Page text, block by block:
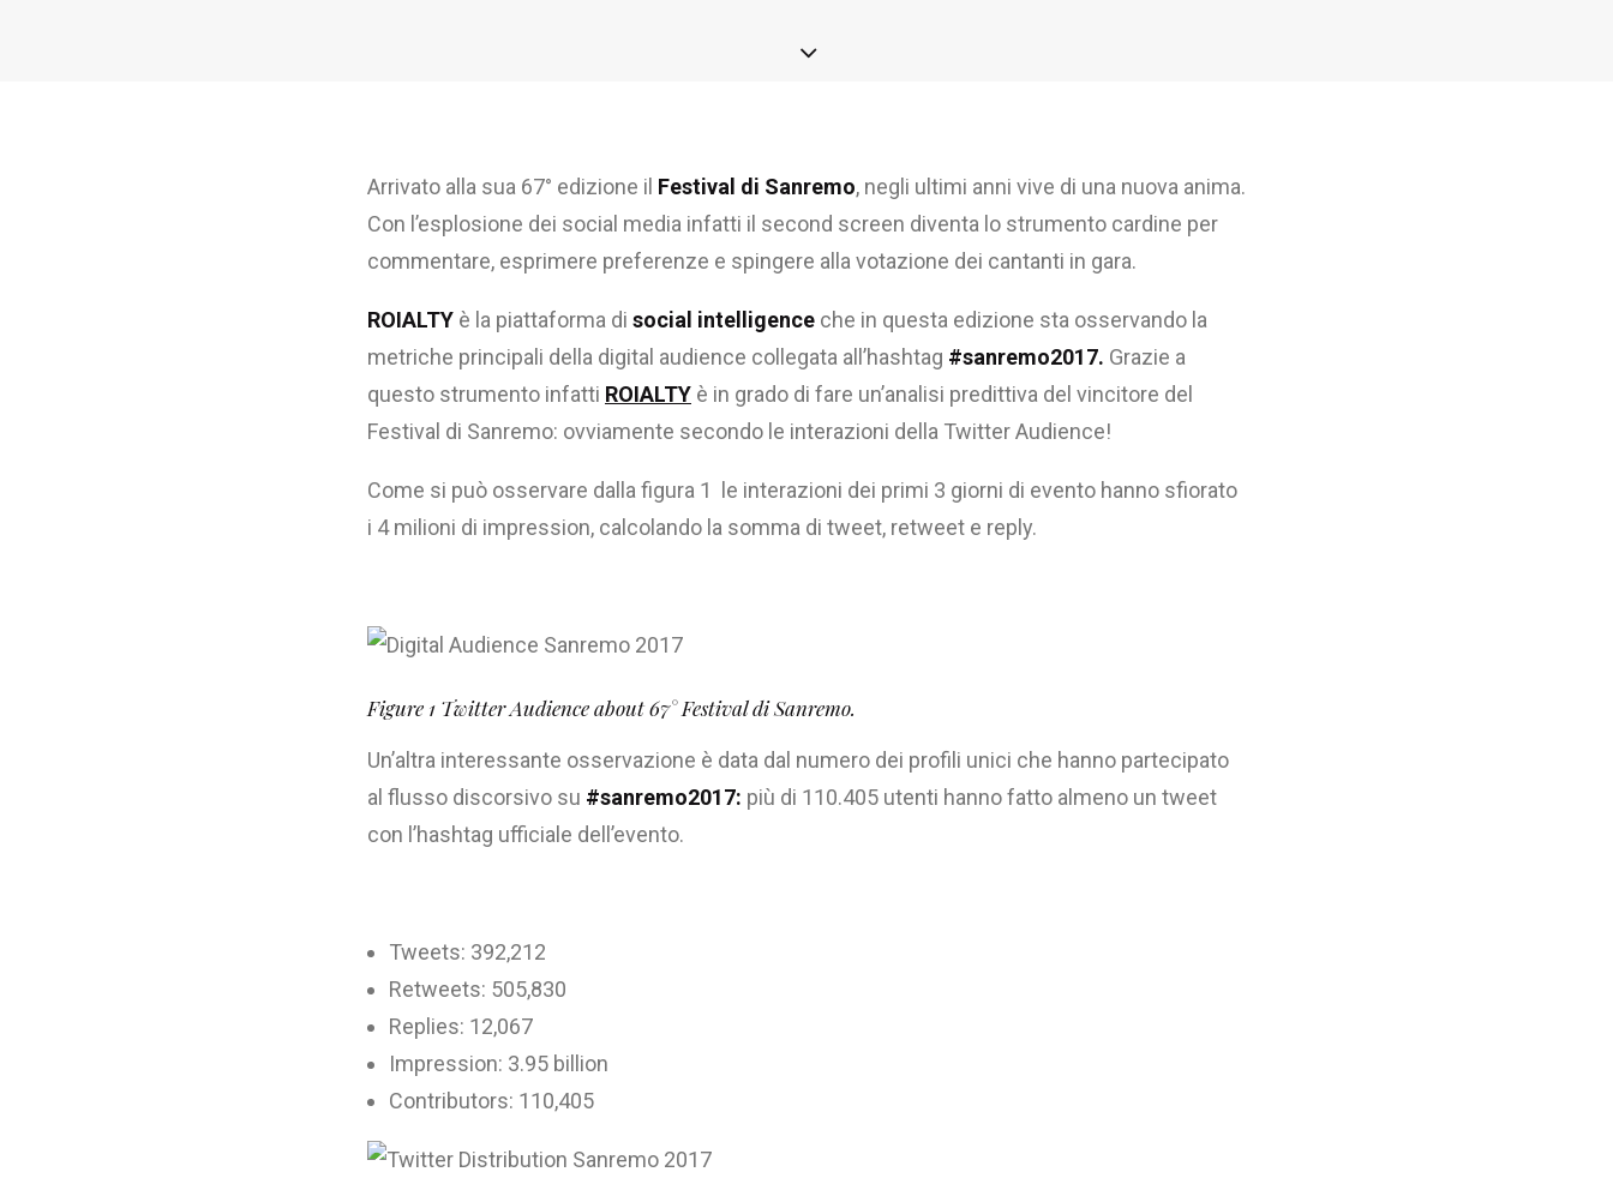
Arrivato alla sua 67° edizione il Festival di Sanremo, negli ultimi anni vive di una nuova anima.
Con l’esplosione dei social media infatti il second screen diventa lo strumento cardine per
commentare, esprimere preferenze e spingere alla votazione dei cantanti in gara.
ROIALTY è la piattaforma di social intelligence che in questa edizione sta osservando la
metriche principali della digital audience collegata all’hashtag #sanremo2017. Grazie a
questo strumento infatti ROIALTY è in grado di fare un’analisi predittiva del vincitore del
Festival di Sanremo: ovviamente secondo le interazioni della Twitter Audience!
Come si può osservare dalla figura 1 le interazioni dei primi 3 giorni di evento hanno sfiorato
i 4 milioni di impression, calcolando la somma di tweet, retweet e reply.
Figure 1 Twitter Audience about67° Festival di Sanremo.
Un’altra interessante osservazione è data dal numero dei profili unici che hanno partecipato
al flusso discorsivo su #sanremo2017: più di 110.405 utenti hanno fatto almeno un tweet
con l’hashtag ufficiale dell’evento.
Tweets: 392,212
Retweets: 505,830
Replies: 12,067
Impression: 3.95 billion
Contributors: 110,405